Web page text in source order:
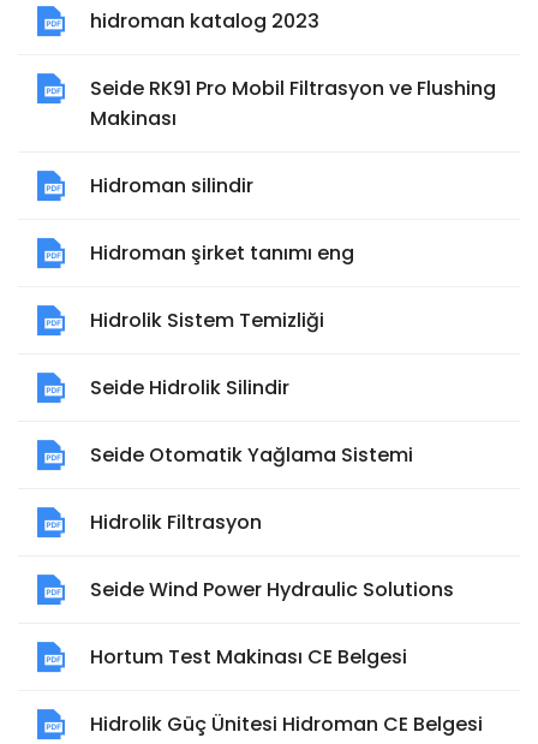
hidroman katalog 2023
Seide RK91 Pro Mobil Filtrasyon ve Flushing
Makinası
Hidroman silindir
Hidroman şirket tanımı eng
Hidrolik Sistem Temizliği
Seide Hidrolik Silindir
Seide Otomatik Yağlama Sistemi
Hidrolik Filtrasyon
Seide Wind Power Hydraulic Solutions
Hortum Test Makinası CE Belgesi
Hidrolik Güç Ünitesi Hidroman CE Belgesi